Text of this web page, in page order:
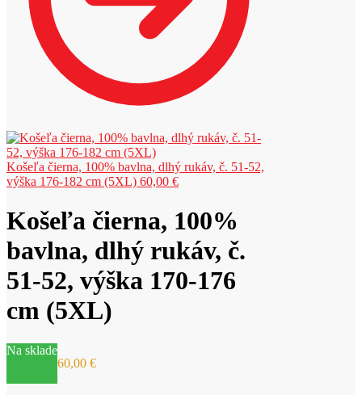
Košeľa čierna, 100% bavlna, dlhý rukáv, č. 51-52,
výška 176-182 cm (5XL) 60,00 €
Košeľa čierna, 100%
bavlna, dlhý rukáv, č.
51-52, výška 170-176
cm (5XL)
Na sklade
60,00 €